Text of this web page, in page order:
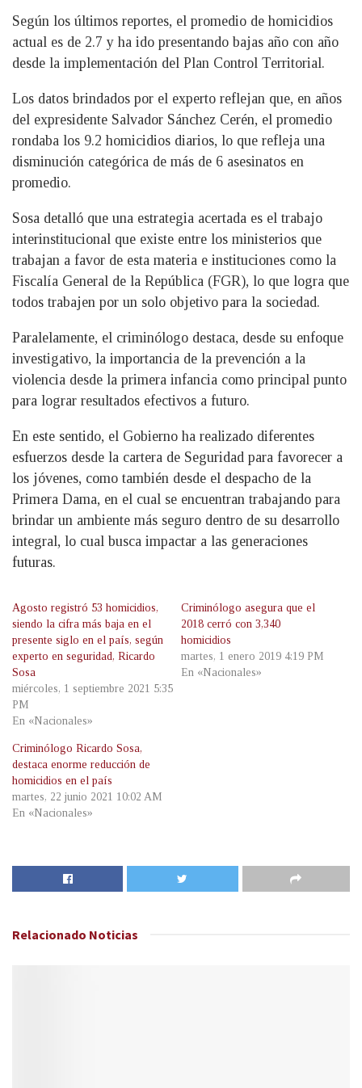
Según los últimos reportes, el promedio de homicidios
actual es de 2.7 y ha ido presentando bajas año con año
desde la implementación del Plan Control Territorial.
Los datos brindados por el experto reflejan que, en años
del expresidente Salvador Sánchez Cerén, el promedio
rondaba los 9.2 homicidios diarios, lo que refleja una
disminución categórica de más de 6 asesinatos en
promedio.
Sosa detalló que una estrategia acertada es el trabajo
interinstitucional que existe entre los ministerios que
trabajan a favor de esta materia e instituciones como la
Fiscalía General de la República (FGR), lo que logra que
todos trabajen por un solo objetivo para la sociedad.
Paralelamente, el criminólogo destaca, desde su enfoque
investigativo, la importancia de la prevención a la
violencia desde la primera infancia como principal punto
para lograr resultados efectivos a futuro.
En este sentido, el Gobierno ha realizado diferentes
esfuerzos desde la cartera de Seguridad para favorecer a
los jóvenes, como también desde el despacho de la
Primera Dama, en el cual se encuentran trabajando para
brindar un ambiente más seguro dentro de su desarrollo
integral, lo cual busca impactar a las generaciones
futuras.
Agosto registró 53 homicidios,
siendo la cifra más baja en el
presente siglo en el país, según
experto en seguridad, Ricardo
Sosa
miércoles, 1 septiembre 2021 5:35
PM
En «Nacionales»
Criminólogo asegura que el
2018 cerró con 3,340
homicidios
martes, 1 enero 2019 4:19 PM
En «Nacionales»
Criminólogo Ricardo Sosa,
destaca enorme reducción de
homicidios en el país
martes, 22 junio 2021 10:02 AM
En «Nacionales»
Relacionado Noticias